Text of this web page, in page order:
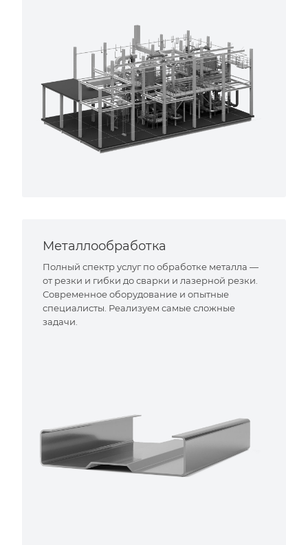
Металлообработка
Полный спектр услуг по обработке металла —
от резки и гибки до сварки и лазерной резки.
Современное оборудование и опытные
специалисты. Реализуем самые сложные
задачи.